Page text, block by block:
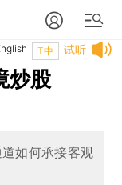
试听
T中
炒股
如何承接客观